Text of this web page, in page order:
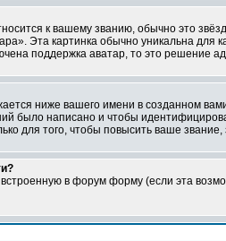
к вашему званию, обычно это
Эта картинка обычно уникальна для
поддержка аватар, то это решение
ниже вашего имени в созданном
было написано и чтобы
для того, чтобы повысить ваше
в форум форму (если эта